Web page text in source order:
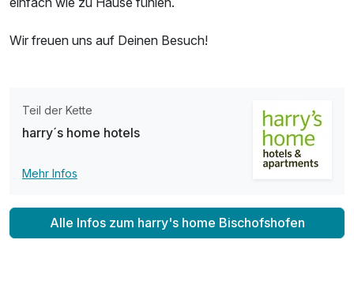
Wir freuen uns auf Deinen Besuch!
Teil der Kette
harry´s home hotels
Mehr Infos
Alle Infos zum harry's home Bischofshofen